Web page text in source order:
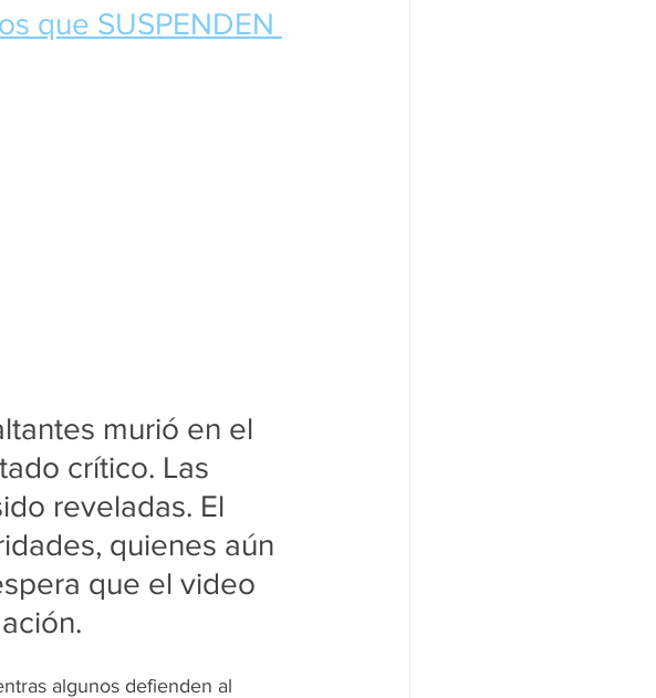
que SUSPENDEN
murió en el
crítico. Las
reveladas. El
quienes aún
que el video
algunos defienden al